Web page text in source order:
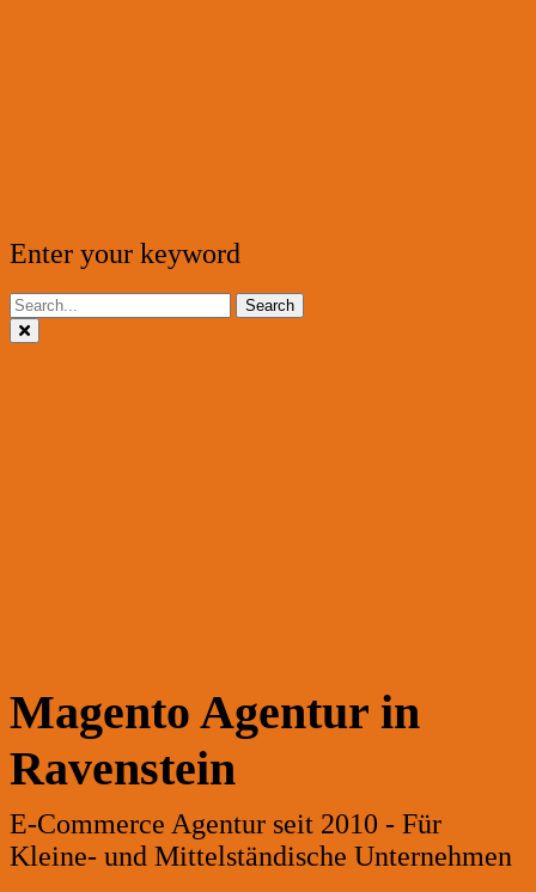
Enter your keyword
Search
Magento Agentur in
Ravenstein
E-Commerce Agentur seit 2010 - Für
Kleine- und Mittelständische Unternehmen